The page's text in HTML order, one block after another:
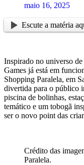
maio 16, 2025
Escute a matéria
Inspirado no universo
Games já está em
Shopping Paralela, em
divertida para o público
piscina de bolinhas,
temático e um tobogã
ser o novo point das
Crédito das
Paralela.